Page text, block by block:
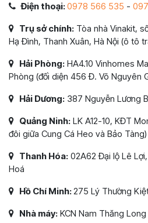
Điện thoại:0978 566 535 -
Trụ sở chính: Tòa nhà Vinakit,
Hạ Đình, Thanh Xuân, Hà Nội (ô tô
Hải Phòng: HA4.10 Vinhomes
Phòng (đối diện 456 Đ. Võ Nguyên
Hải Dương: 387 Nguyễn Lương
Quảng Ninh: LK A12-10, KĐT
đôi giữa Cung Cá Heo và Bảo Tàng)
Thanh Hóa: 02A62 Đại lộ Lê
Hoá
Hồ Chí Minh:275 Lý Thường
Nhà máy: KCN Nam Thăng